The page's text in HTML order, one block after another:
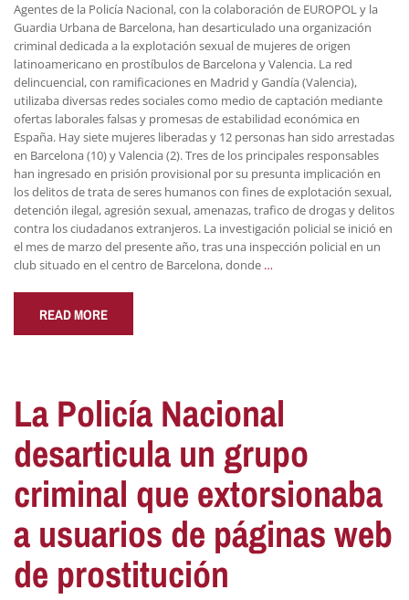
Agentes de la Policía Nacional, con la colaboración de EUROPOL y la
Guardia Urbana de Barcelona, han desarticulado una organización
criminal dedicada a la explotación sexual de mujeres de origen
latinoamericano en prostíbulos de Barcelona y Valencia. La red
delincuencial, con ramificaciones en Madrid y Gandía (Valencia),
utilizaba diversas redes sociales como medio de captación mediante
ofertas laborales falsas y promesas de estabilidad económica en
España. Hay siete mujeres liberadas y 12 personas han sido arrestadas
en Barcelona (10) y Valencia (2). Tres de los principales responsables
han ingresado en prisión provisional por su presunta implicación en
los delitos de trata de seres humanos con fines de explotación sexual,
detención ilegal, agresión sexual, amenazas, trafico de drogas y delitos
contra los ciudadanos extranjeros. La investigación policial se inició en
el mes de marzo del presente año, tras una inspección policial en un
club situado en el centro de Barcelona, donde …
READ MORE
La Policía Nacional
desarticula un grupo
criminal que extorsionaba
a usuarios de páginas web
de prostitución